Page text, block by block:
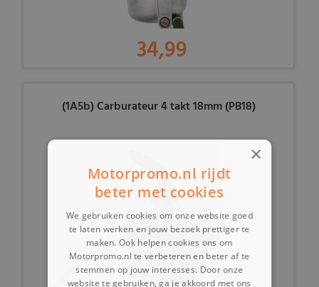
34,99
(1A5b) Carburateur 4 takt 18mm (PB18)
×
Motorpromo.nl rijdt
beter met cookies
We gebruiken cookies om onze website goed
te laten werken en jouw bezoek prettiger te
maken. Ook helpen cookies ons om
Motorpromo.nl te verbeteren en beter af te
stemmen op jouw interesses. Door onze
website te gebruiken, ga je akkoord met ons